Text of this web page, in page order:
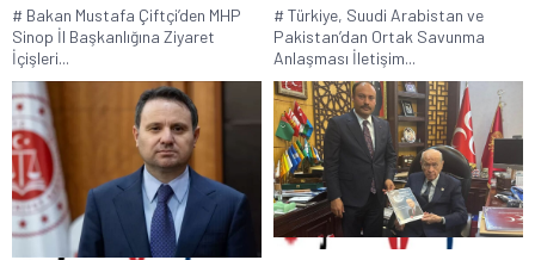
# Bakan Mustafa Çiftçi’den MHP
Sinop İl Başkanlığına Ziyaret
İçişleri...
# Türkiye, Suudi Arabistan ve
Pakistan’dan Ortak Savunma
Anlaşması İletişim...